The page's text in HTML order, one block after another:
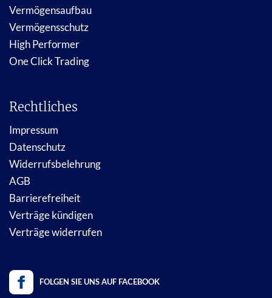
Vermögensaufbau
Vermögensschutz
High Performer
One Click Trading
Rechtliches
Impressum
Datenschutz
Widerrufsbelehrung
AGB
Barrierefreiheit
Verträge kündigen
Verträge widerrufen
FOLGEN SIE UNS AUF FACEBOOK